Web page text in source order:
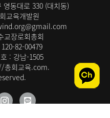
영동대로 330 (대치동)
교육개발원
교장로회총회
82-00479
: 강남-1505
회교육.com.